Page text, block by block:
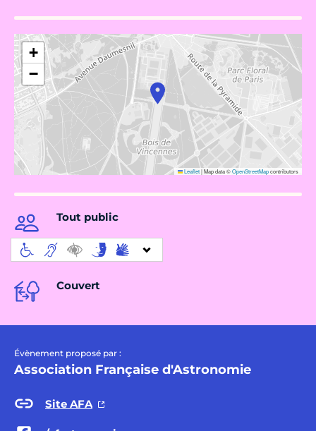
+
−
Leaflet|Map data ©OpenStreetMapcontributors
Tout public
Couvert
Évènement proposé par :
Association Française d'Astronomie
Site AFA